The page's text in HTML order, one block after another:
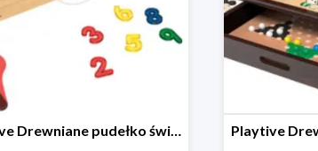
Playtive Drewniane pudełko świetlne MONTESSORI